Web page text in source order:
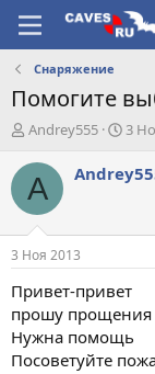
Снаряжение
Помогите
А
т
о
т
е
м
ы
Andrey555
Д
т
а
а
л
3
A
3 Ноя 2013
Привет-привет
прошу прощения
Нужна помощь
Посоветуйте